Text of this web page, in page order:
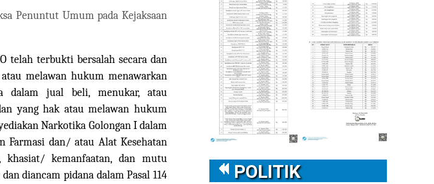
Penuntut Umum pada Kejaksaan
telah terbukti bersalah secara dan
melawan hukum menawarkan
dalam jual beli, menukar, atau
yang hak atau melawan hukum
Narkotika Golongan I dalam
Farmasi dan/ atau Alat Kesehatan
khasiat/ kemanfaatan, dan mutu
diancam pidana dalam Pasal 114
POLITIK